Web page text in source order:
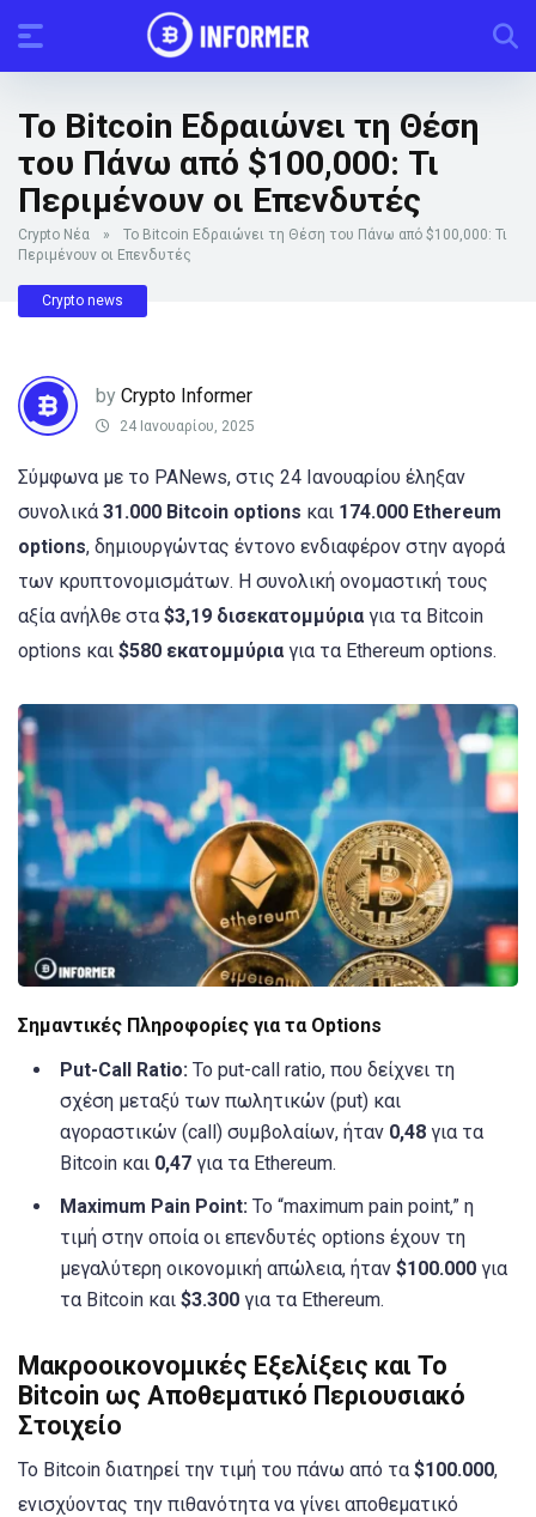
Το Bitcoin Εδραιώνει τη Θέση
του Πάνω από $100,000: Τι
Περιμένουν οι Επενδυτές
Crypto Νέα »
Το Bitcoin Εδραιώνει τη Θέση του Πάνω από $100,000: Τι
Περιμένουν οι Επενδυτές
Crypto news
by Crypto Informer
24 Ιανουαρίου, 2025
Σύμφωνα με το PANews, στις 24 Ιανουαρίου έληξαν
συνολικά 31.000 Bitcoin options και 174.000 Ethereum
options, δημιουργώντας έντονο ενδιαφέρον στην αγορά
των κρυπτονομισμάτων. Η συνολική ονομαστική τους
αξία ανήλθε στα $3,19 δισεκατομμύριαγια τα Bitcoin
options και $580 εκατομμύριαγια τα Ethereum options.
Σημαντικές Πληροφορίες για τα Options
Put-Call Ratio: Το put-call ratio, που δείχνει τη
σχέση μεταξύ των πωλητικών (put) και
αγοραστικών (call) συμβολαίων, ήταν 0,48 για τα
Bitcoin και 0,47 για τα Ethereum.
Maximum Pain Point: Το “maximum pain point,” η
τιμή στην οποία οι επενδυτές options έχουν τη
μεγαλύτερη οικονομική απώλεια, ήταν $100.000 για
τα Bitcoin και $3.300 για τα Ethereum.
Μακροοικονομικές Εξελίξεις και Το
Bitcoin ως Αποθεματικό Περιουσιακό
Στοιχείο
Το Bitcoin διατηρεί την τιμή του πάνω από τα $100.000,
ενισχύοντας την πιθανότητα να γίνει αποθεματικό